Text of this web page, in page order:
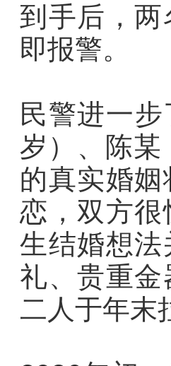
到手后，
即报警。
民警进一
岁）、陈
的真实婚
恋，双方
生结婚想
礼、贵重
二人于年末